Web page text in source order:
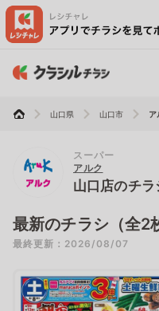
山口県 山口市 ア
スーパー
アルク
山口店のチラ
最新のチラシ（全2
最終更新：2026/08/07